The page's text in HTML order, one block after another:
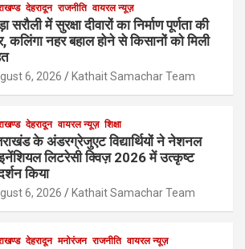
देहरादून राजनीति वायरल न्यूज़
सरौली में सुरक्षा दीवारों का निर्माण पूर्णता की
कलिंगा नहर बहाल होने से किसानों को मिली
6, 2026 Kathait Samachar Team
देहरादून वायरल न्यूज़ शिक्षा
के अंडरग्रेजुएट विद्यार्थियों ने नेशनल
लिटरेसी क्विज़ 2026 में उत्कृष्ट
किया
6, 2026 Kathait Samachar Team
देहरादून मनोरंजन राजनीति वायरल न्यूज़